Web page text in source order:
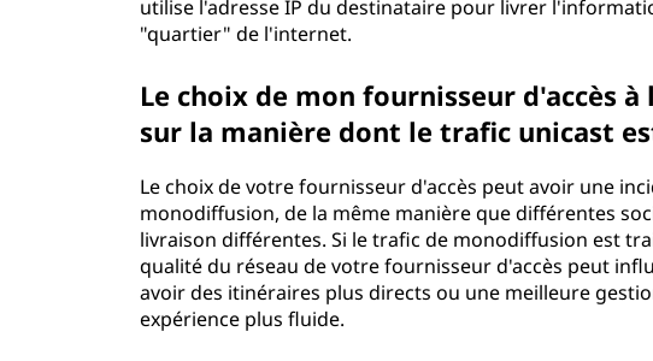
utilise l'adresse IP du destinataire pour livrer
"quartier" de l'internet.
Le choix de mon fournisseur d'accès
sur la manière dont le trafic unicast
Le choix de votre fournisseur d'accès peut avoir une
monodiffusion, de la même manière que différentes
livraison différentes. Si le trafic de monodiffusion est
qualité du réseau de votre fournisseur d'accès peut
avoir des itinéraires plus directs ou une meilleure
expérience plus fluide.